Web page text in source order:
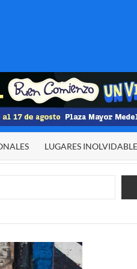
LUGARES